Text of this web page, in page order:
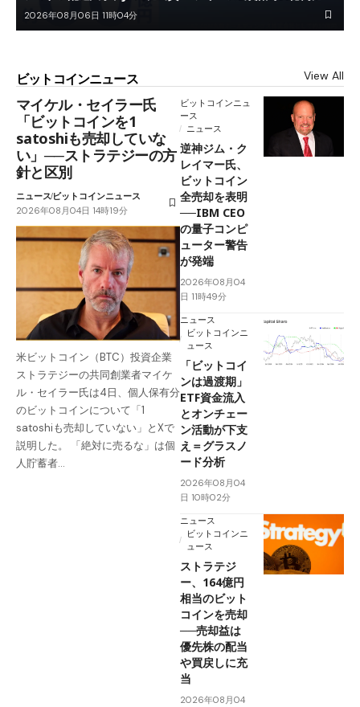
2026年08月06日 11時04分
ビットコインニュース View All
マイケル・セイラー氏
「ビットコインを1
satoshiも売却していな
い」──ストラテジーの方
針と区別
ニュースビットコインニュース
2026年08月04日 14時19分
米ビットコイン（BTC）投資企業
ストラテジーの共同創業者マイケ
ル・セイラー氏は4日、個人保有分
のビットコインについて「1
satoshiも売却していない」とXで
説明した。 「絶対に売るな」は個
人貯蓄者…
ビットコインニュ
ース
ニュース
逆神ジム・ク
レイマー氏、
ビットコイン
全売却を表明
──IBM CEO
の量子コンピ
ューター警告
が発端
2026年08月04
日 11時49分
ニュース
ビットコインニ
ュース
「ビットコイ
ンは過渡期」
ETF資金流入
とオンチェー
ン活動が下支
え＝グラスノ
ード分析
2026年08月04
日 10時02分
ニュース
ビットコインニ
ュース
ストラテジ
ー、164億円
相当のビット
コインを売却
──売却益は
優先株の配当
や買戻しに充
当
2026年08月04